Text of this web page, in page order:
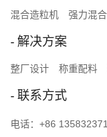
混合造粒机 强力混
解决方案
整厂设计 称重配料
联系方式
电话： +86